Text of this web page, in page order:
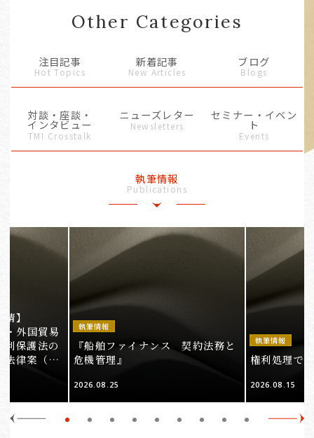
Other Categories
注目記事
Hot Topics
新着記事
New Articles
ブログ
Blogs
対談・座談・
インタビュー
TMI Crosstalk
ニューズレター
Newsletters
セミナー・イベン
ト
Events
執筆情報
Publications
】
外国貿易
利保護法の
法律案（そ
執筆情報
『船舶ファイナンス 契約法務と
危機管理』
2026.08.25
執筆情報
権利処理で
2026.08.15